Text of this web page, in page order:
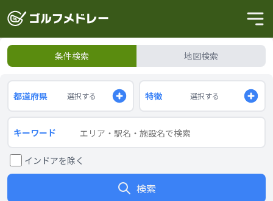
条件検索 地図検索
都道府県 選択する 特徴 選択する
キーワード
インドアを除く
検索